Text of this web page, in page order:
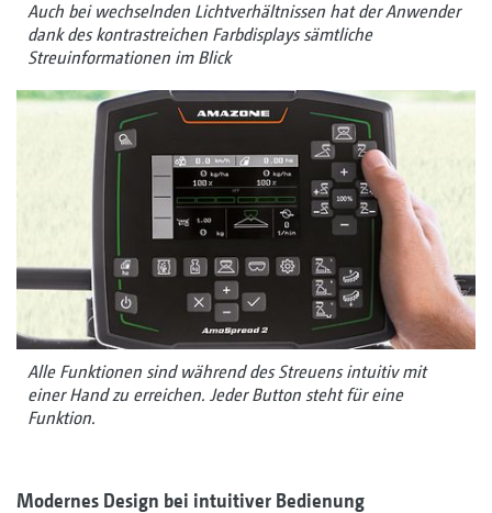
Auch bei wechselnden Lichtverhältnissen hat der Anwender
dank des kontrastreichen Farbdisplays sämtliche
Streuinformationen im Blick
Alle Funktionen sind während des Streuens intuitiv mit
einer Hand zu erreichen. Jeder Button steht für eine
Funktion.
Modernes Design bei intuitiver Bedienung